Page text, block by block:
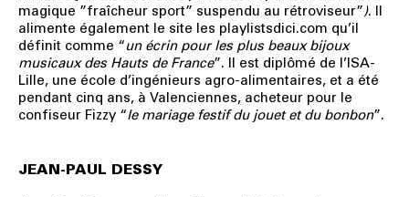
magique ”fraîcheur sport” suspendu au rétroviseur”). Il
alimente également le site les playlistsdici.com qu’il
définit comme “un écrin pour les plus beaux bijoux
musicaux des Hauts de France”. Il est diplômé de l’ISA-
Lille, une école d’ingénieurs agro-alimentaires, et a été
pendant cinq ans, à Valenciennes, acheteur pour le
confiseur Fizzy “le mariage festif du jouet et du bonbon”.
JEAN-PAUL DESSY